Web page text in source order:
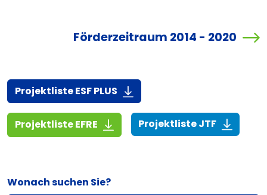
Förderzeitraum 2014 - 2020
Projektliste ESF PLUS (916,7 KiB)
Projektliste EFRE (1,4 MiB)Projektliste JTF(268,6
Wonach suchen Sie?